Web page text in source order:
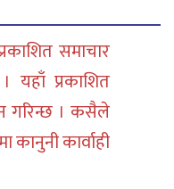
समाचार
यहाँ प्रकाशित
गरिन्छ । कसैले
कानुनी कार्वाही